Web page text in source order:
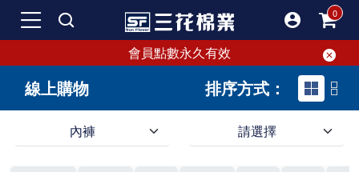
會員點數永久有效
線上購物 排序方式：
內褲 請選擇